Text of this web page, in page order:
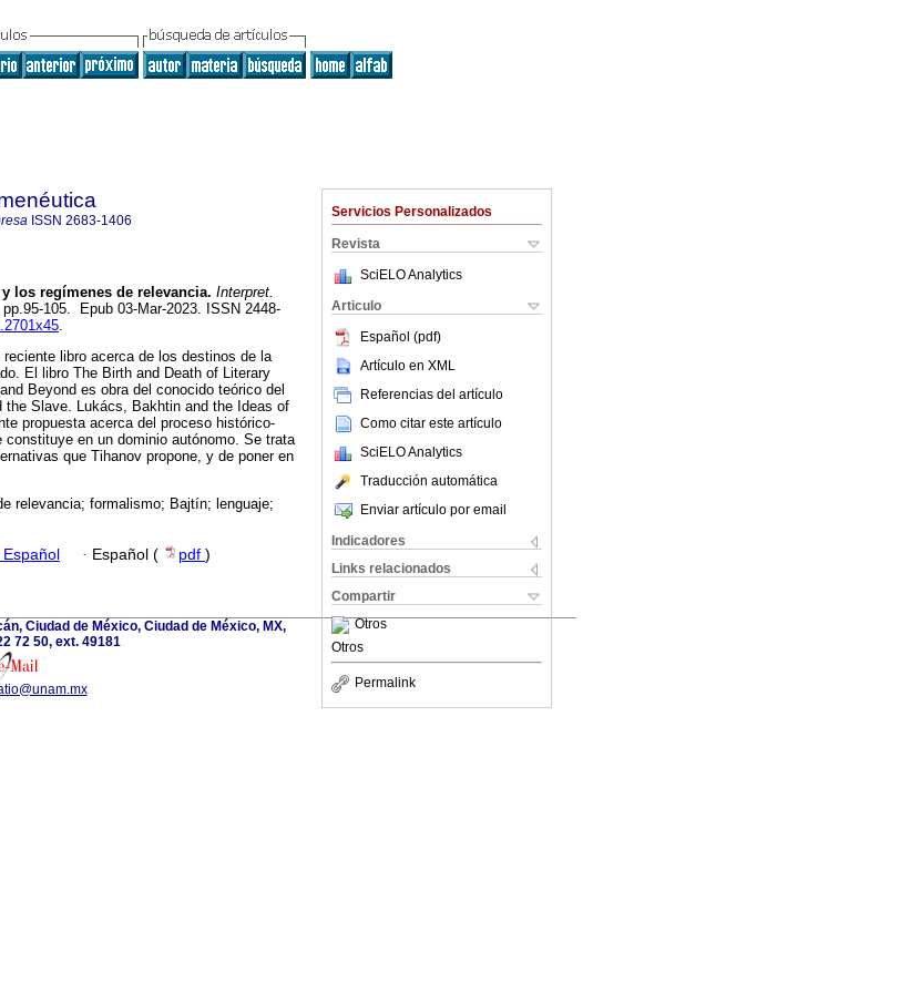
Servicios Personalizados
Revista
SciELO Analytics
Articulo
Español (pdf)
Artículo en XML
Referencias del artículo
Como citar este artículo
SciELO Analytics
Traducción automática
Enviar artículo por email
Indicadores
Links relacionados
Compartir
Otros
Otros
Permalink
ISSN 2683-1406
los regímenes de relevancia. Interpret.
105. Epub 03-Mar-2023. ISSN 2448-
.
libro acerca de los destinos de la
El libro The Birth and Death of Literary
Beyond es obra del conocido teórico del
the Slave. Lukács, Bakhtin and the Ideas of
propuesta acerca del proceso histórico-
en un dominio autónomo. Se trata
que Tihanov propone, y de poner en
relevancia; formalismo; Bajtín; lenguaje;
· Español ( pdf )
Ciudad de México, Ciudad de México, MX,
72 50, ext. 49181